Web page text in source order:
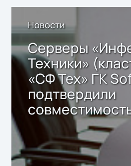
Новости
Серверы
Техники»
«СФ Тех» ГК
подтвердили
решением Sharx
Storage 2.x для
хранения